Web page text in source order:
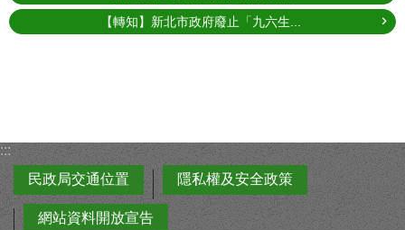
【轉知】新北市政府廢止「九六生...
:::
民政局交通位置
隱私權及安全政策
網站資料開放宣告